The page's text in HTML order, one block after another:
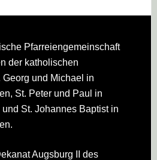
Pfarreien­gemeinschaft
der katholischen
Georg und Michael in
St. Peter und Paul in
St. Johannes Baptist in
Augsburg II des